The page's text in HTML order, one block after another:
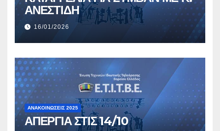
ΑΝΕΣΤΙΔΗ
16/01/2026
ΑΝΑΚΟΙΝΏΣΕΙΣ 2025
ΑΠΕΡΓΙΑ ΣΤΙΣ 14/10